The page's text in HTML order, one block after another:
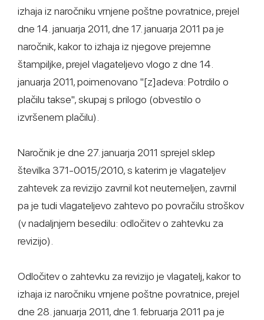
izhaja iz naročniku vrnjene poštne povratnice, prejel
dne 14. januarja 2011, dne 17. januarja 2011 pa je
naročnik, kakor to izhaja iz njegove prejemne
štampiljke, prejel vlagateljevo vlogo z dne 14.
januarja 2011, poimenovano "[z]adeva: Potrdilo o
plačilu takse", skupaj s prilogo (obvestilo o
izvršenem plačilu).
Naročnik je dne 27. januarja 2011 sprejel sklep
številka 371-0015/2010, s katerim je vlagateljev
zahtevek za revizijo zavrnil kot neutemeljen, zavrnil
pa je tudi vlagateljevo zahtevo po povračilu stroškov
(v nadaljnjem besedilu: odločitev o zahtevku za
revizijo).
Odločitev o zahtevku za revizijo je vlagatelj, kakor to
izhaja iz naročniku vrnjene poštne povratnice, prejel
dne 28. januarja 2011, dne 1. februarja 2011 pa je